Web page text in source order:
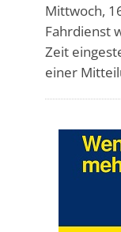
Mittwoch,
Fahrdienst
Zeit
einer